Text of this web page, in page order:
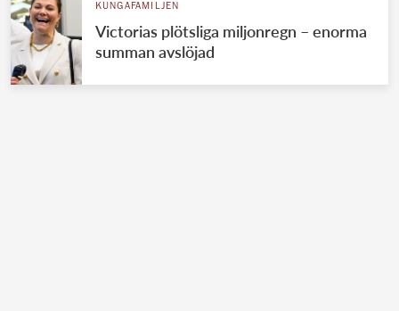
KUNGAFAMILJEN
Victorias plötsliga miljonregn – enorma
summan avslöjad